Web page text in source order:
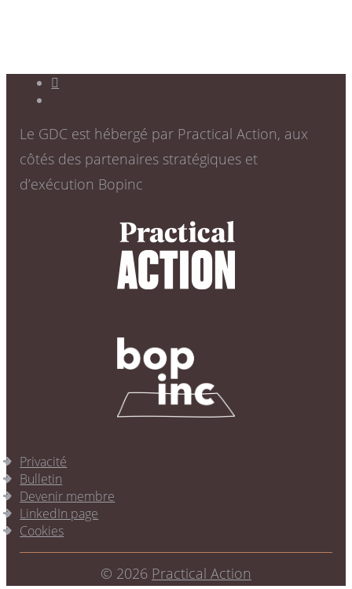
Le GDC est hébergé par Practical Action, aux
côtés des partenaires stratégiques et
d’exécution Bopinc
Privacité
Bulletin
Devenir membre
LinkedIn page
Cookies
© 2026 Practical Action